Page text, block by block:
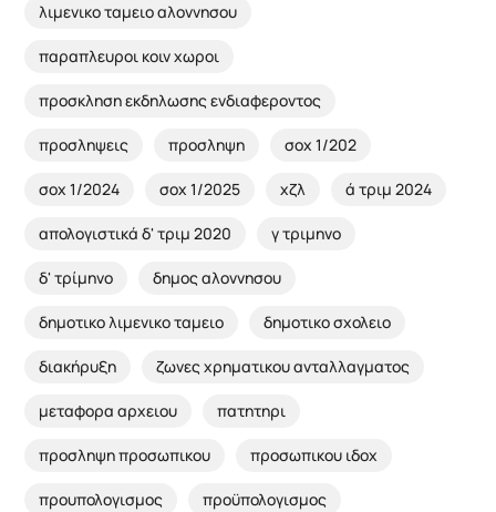
λιμενικο ταμειο αλοννησου
παραπλευροι κοιν χωροι
προσκληση εκδηλωσης ενδιαφεροντος
προσληψεις προσληψη σοχ 1/202
σοχ 1/2024 σοχ 1/2025 χζλ ά τριμ 2024
απολογιστικά δ' τριμ 2020 γ τριμηνο
δ' τρίμηνο δημος αλοννησου
δημοτικο λιμενικο ταμειο δημοτικο σχολειο
διακήρυξη ζωνες χρηματικου ανταλλαγματος
μεταφορα αρχειου πατητηρι
προσληψη προσωπικου προσωπικου ιδοχ
προυπολογισμος προϋπολογισμος